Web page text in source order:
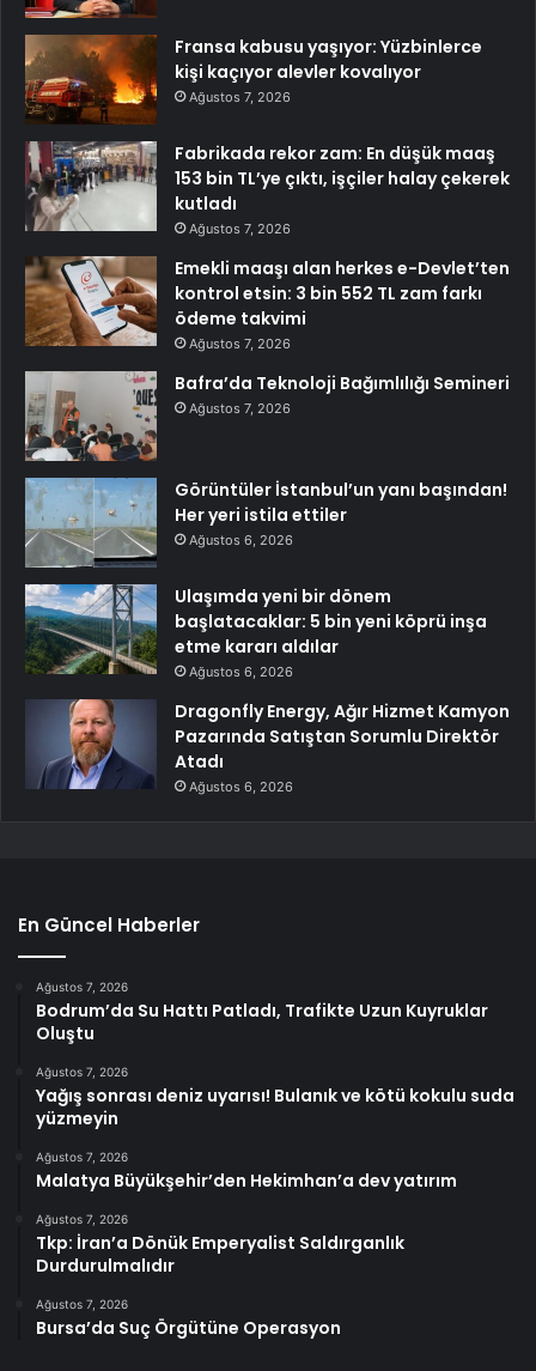
Fransa kabusu yaşıyor: Yüzbinlerce
kişi kaçıyor alevler kovalıyor
Ağustos 7, 2026
Fabrikada rekor zam: En düşük maaş
153 bin TL’ye çıktı, işçiler halay çekerek
kutladı
Ağustos 7, 2026
Emekli maaşı alan herkes e-Devlet’ten
kontrol etsin: 3 bin 552 TL zam farkı
ödeme takvimi
Ağustos 7, 2026
Bafra’da Teknoloji Bağımlılığı Semineri
Ağustos 7, 2026
Görüntüler İstanbul’un yanı başından!
Her yeri istila ettiler
Ağustos 6, 2026
Ulaşımda yeni bir dönem
başlatacaklar: 5 bin yeni köprü inşa
etme kararı aldılar
Ağustos 6, 2026
Dragonfly Energy, Ağır Hizmet Kamyon
Pazarında Satıştan Sorumlu Direktör
Atadı
Ağustos 6, 2026
En Güncel Haberler
Ağustos 7, 2026
Bodrum’da Su Hattı Patladı, Trafikte Uzun Kuyruklar
Oluştu
Ağustos 7, 2026
Yağış sonrası deniz uyarısı! Bulanık ve kötü kokulu suda
yüzmeyin
Ağustos 7, 2026
Malatya Büyükşehir’den Hekimhan’a dev yatırım
Ağustos 7, 2026
Tkp: İran’a Dönük Emperyalist Saldırganlık
Durdurulmalıdır
Ağustos 7, 2026
Bursa’da Suç Örgütüne Operasyon